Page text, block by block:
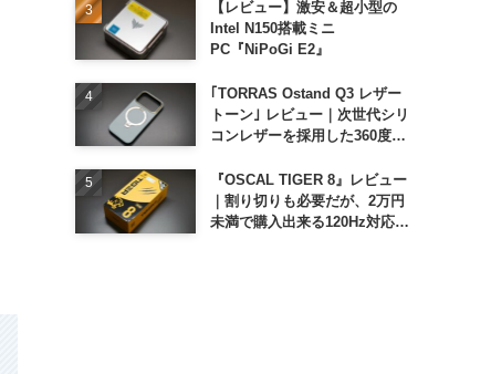
【レビュー】激安＆超小型の
Intel N150搭載ミニ
PC『NiPoGi E2』
｢TORRAS Ostand Q3 レザー
トーン｣ レビュー｜次世代シリ
コンレザーを採用した360度回
『OSCAL TIGER 8』レビュー
｜割り切りも必要だが、2万円
未満で購入出来る120Hz対応大